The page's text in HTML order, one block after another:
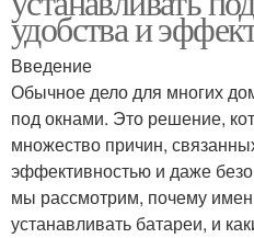
удобства и
Введение
Обычное дело для многих
под окнами. Это решение,
множество причин,
эффективностью и даже
мы рассмотрим, почему
устанавливать батареи, и